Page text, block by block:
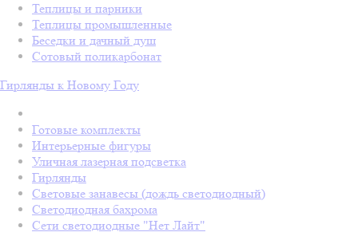
Теплицы и парники
Теплицы промышленные
Беседки и дачный душ
Сотовый поликарбонат
Гирлянды к Новому Году
Готовые комплекты
Интерьерные фигуры
Уличная лазерная подсветка
Гирлянды
Световые занавесы (дождь светодиодный)
Светодиодная бахрома
Сети светодиодные "Нет Лайт"